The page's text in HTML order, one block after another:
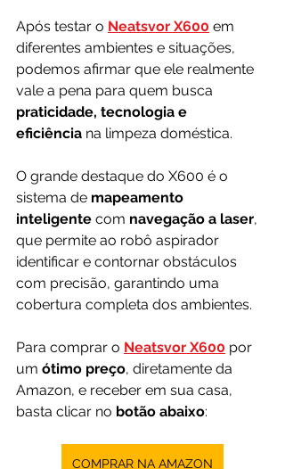
Após testar o Neatsvor X600 em
diferentes ambientes e situações,
podemos afirmar que ele realmente
vale a pena para quem busca
praticidade, tecnologia e
eficiência na limpeza doméstica.
O grande destaque do X600 é o
sistema de mapeamento
inteligente com navegação a laser,
que permite ao robô aspirador
identificar e contornar obstáculos
com precisão, garantindo uma
cobertura completa dos ambientes.
Para comprar o Neatsvor X600 por
um ótimo preço, diretamente da
Amazon, e receber em sua casa,
basta clicar no botão abaixo:
COMPRAR NA AMAZON